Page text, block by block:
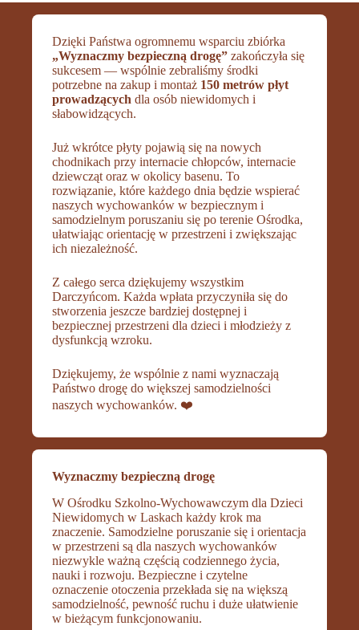
Dzięki Państwa ogromnemu wsparciu zbiórka
„Wyznaczmy bezpieczną drogę” zakończyła się
sukcesem — wspólnie zebraliśmy środki
potrzebne na zakup i montaż 150 metrów płyt
prowadzących dla osób niewidomych i
słabowidzących.
Już wkrótce płyty pojawią się na nowych
chodnikach przy internacie chłopców, internacie
dziewcząt oraz w okolicy basenu. To
rozwiązanie, które każdego dnia będzie wspierać
naszych wychowanków w bezpiecznym i
samodzielnym poruszaniu się po terenie Ośrodka,
ułatwiając orientację w przestrzeni i zwiększając
ich niezależność.
Z całego serca dziękujemy wszystkim
Darczyńcom. Każda wpłata przyczyniła się do
stworzenia jeszcze bardziej dostępnej i
bezpiecznej przestrzeni dla dzieci i młodzieży z
dysfunkcją wzroku.
Dziękujemy, że wspólnie z nami wyznaczają
Państwo drogę do większej samodzielności
naszych wychowanków. ❤️
Wyznaczmy bezpieczną drogę
W Ośrodku Szkolno-Wychowawczym dla Dzieci
Niewidomych w Laskach każdy krok ma
znaczenie. Samodzielne poruszanie się i orientacja
w przestrzeni są dla naszych wychowanków
niezwykle ważną częścią codziennego życia,
nauki i rozwoju. Bezpieczne i czytelne
oznaczenie otoczenia przekłada się na większą
samodzielność, pewność ruchu i duże ułatwienie
w bieżącym funkcjonowaniu.